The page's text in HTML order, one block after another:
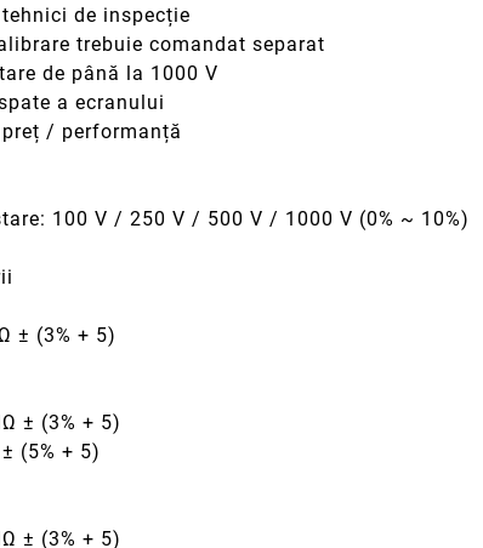
de inspecție
trebuie comandat separat
de până la 1000 V
a ecranului
/ performanță
100 V / 250 V / 500 V / 1000 V (0% ~ 10%)
± (3% + 5)
± (3% + 5)
(5% + 5)
± (3% + 5)